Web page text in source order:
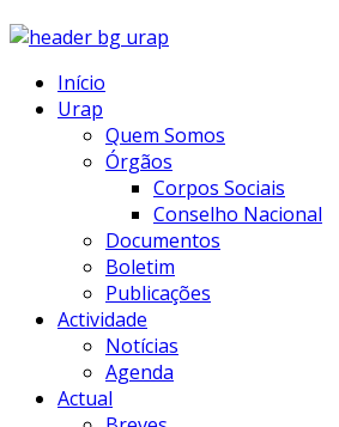
Início
Urap
Quem Somos
Órgãos
Corpos Sociais
Conselho Nacional
Documentos
Boletim
Publicações
Actividade
Notícias
Agenda
Actual